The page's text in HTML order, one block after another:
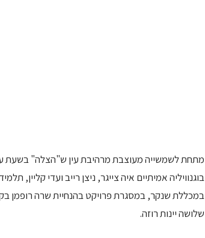
מתחת לשמשייה מעוצבת מרהיבת עין ש"הצלה" בשעת
בוגנוויליה אמיתיים איה צייגר, ניצן רייב ועדי
במכללת שנקר, במסגרת פרויקט בהנחיית שרה רופמן
שלושה יינות רוזה.